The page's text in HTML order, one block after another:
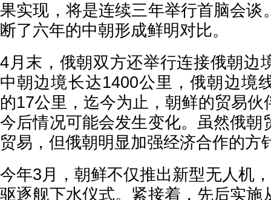
果实现，将是连续三年举行首脑会谈
断了六年的中朝形成鲜明对比。
4月末，俄朝双方还举行连接俄朝边
中朝边境长达1400公里，俄朝边境
的17公里，迄今为止，朝鲜的贸易伙
今后情况可能会发生变化。虽然俄朝
贸易，但俄朝明显加强经济合作的方
今年3月，朝鲜不仅推出新型无人机
驱逐舰下水仪式。紧接着，先后实施